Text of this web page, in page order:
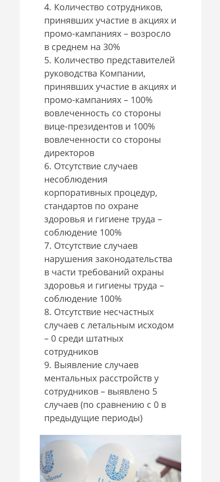
4. Количество сотрудников,
принявших участие в акциях и
промо-кампаниях – возросло
в среднем на 30%
5. Количество представителей
руководства Компании,
принявших участие в акциях и
промо-кампаниях – 100%
вовлеченность со стороны
вице-президентов и 100%
вовлеченности со стороны
директоров
6. Отсутствие случаев
несоблюдения
корпоративных процедур,
стандартов по охране
здоровья и гигиене труда –
соблюдение 100%
7. Отсутствие случаев
нарушения законодательства
в части требований охраны
здоровья и гигиены труда –
соблюдение 100%
8. Отсутствие несчастных
случаев с летальным исходом
– 0 среди штатных
сотрудников
9. Выявление случаев
ментальных расстройств у
сотрудников – выявлено 5
случаев (по сравнению с 0 в
предыдущие периоды)